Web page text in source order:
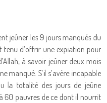
jeûner les 9 jours manqués du
tenu d’offrir une expiation pour
à savoir jeûner deux mois
manqué. S’il s’avère incapable
la totalité des jours de jeûne
60 pauvres de ce dont il nourrit